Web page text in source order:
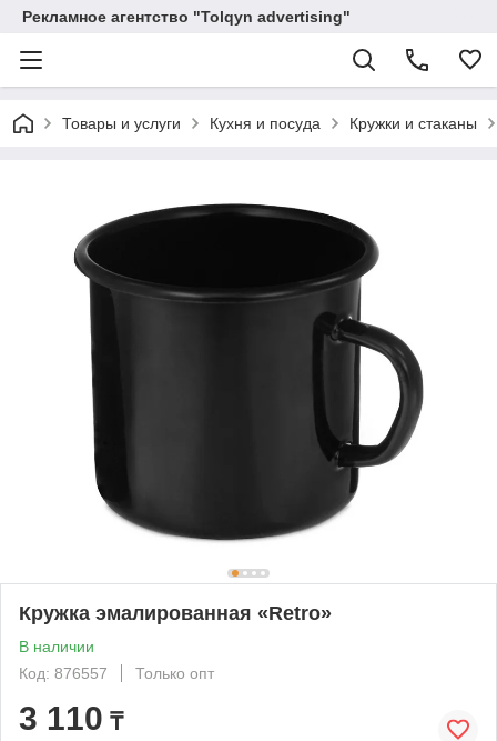
Рекламное агентство "Tolqyn advertising"
Товары и услуги Кухня и посуда Кружки и стаканы
Кружка эмалированная «Retro»
В наличии
Код: 876557
Только опт
3 110 ₸